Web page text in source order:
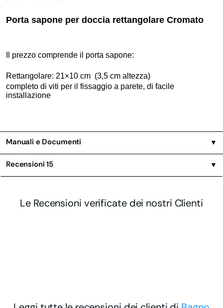
Porta sapone per doccia rettangolare Cromato
Il prezzo comprende il porta sapone:
Rettangolare: 21×10 cm (3,5 cm altezza)
completo di viti per il fissaggio a parete, di facile
installazione
Manuali e Documenti ▼
Recensioni15 ▼
Le Recensioni verificate dei nostri Clienti